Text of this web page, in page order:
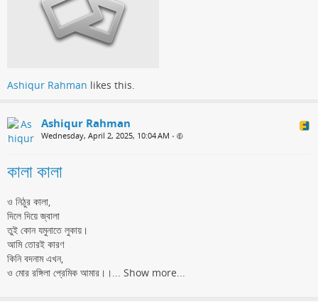
Ashiqur Rahman likes this.
Ashiqur Rahman
Wednesday, April 2, 2025, 10:04 AM •
কালা কালা
ও নিঠুর কালা,
দিলে দিয়ে জ্বালা
তুই কোন যমুনাতে লুকায়।
আমি তোরই কারণ
কিনি বদনাম এখন,
ও মোর রঙ্গিলা প্রেমিক আমার।।... Show more...